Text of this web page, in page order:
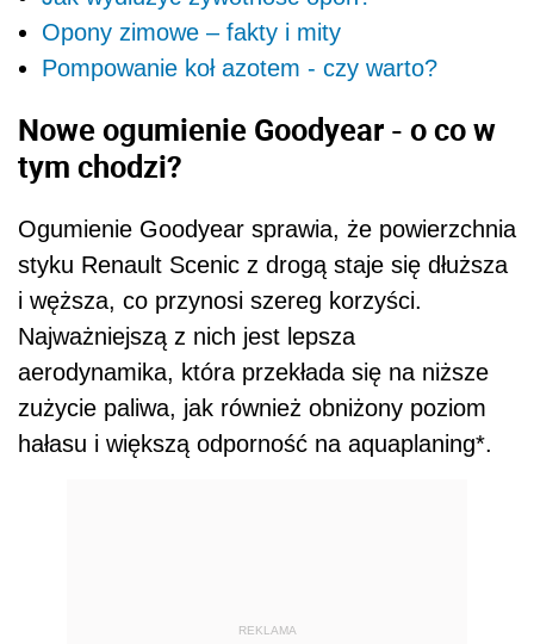
Opony zimowe – fakty i mity
Pompowanie koł azotem - czy warto?
Nowe ogumienie Goodyear - o co w
tym chodzi?
Ogumienie Goodyear sprawia, że powierzchnia
styku Renault Scenic z drogą staje się dłuższa
i węższa, co przynosi szereg korzyści.
Najważniejszą z nich jest lepsza
aerodynamika, która przekłada się na niższe
zużycie paliwa, jak również obniżony poziom
hałasu i większą odporność na aquaplaning*.
REKLAMA